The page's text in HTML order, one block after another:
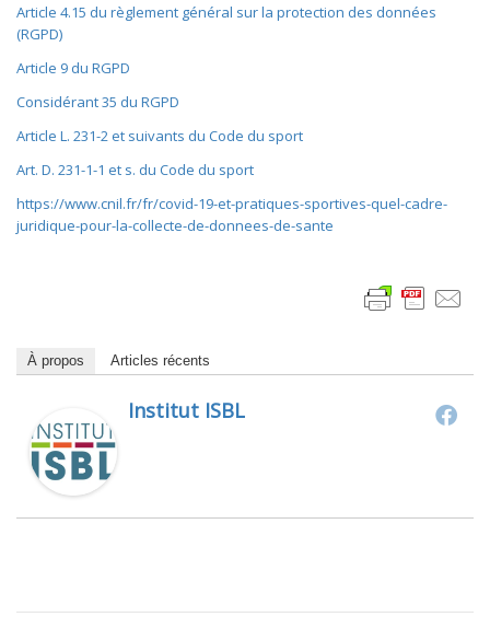
Article 4.15 du règlement général sur la protection des données
(RGPD)
Article 9 du RGPD
Considérant 35 du RGPD
Article L. 231-2 et suivants du Code du sport
Art. D. 231-1-1 et s. du Code du sport
https://www.cnil.fr/fr/covid-19-et-pratiques-sportives-quel-cadre-
juridique-pour-la-collecte-de-donnees-de-sante
À propos Articles récents
Institut ISBL